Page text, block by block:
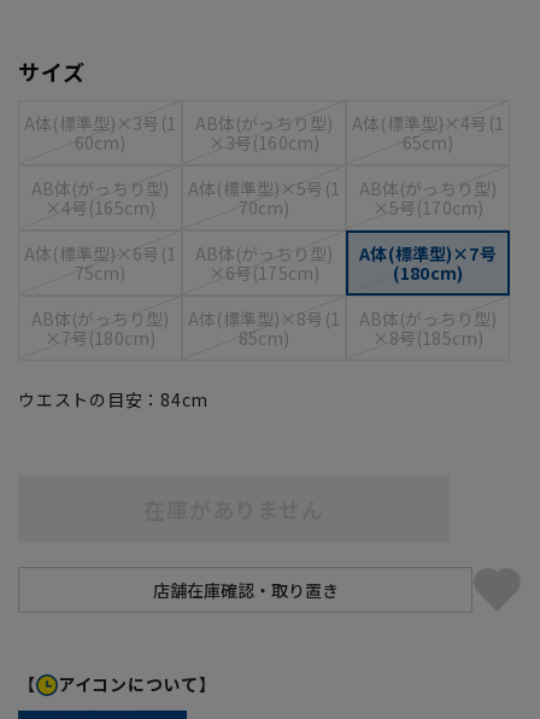
サイズ
A体(標準型)×3号(1
60cm)
AB体(がっちり型)
×3号(160cm)
A体(標準型)×4号(1
65cm)
AB体(がっちり型)
×4号(165cm)
A体(標準型)×5号(1
70cm)
AB体(がっちり型)
×5号(170cm)
A体(標準型)×6号(1
75cm)
AB体(がっちり型)
×6号(175cm)
A体(標準型)×7号
(180cm)
AB体(がっちり型)
×7号(180cm)
A体(標準型)×8号(1
85cm)
AB体(がっちり型)
×8号(185cm)
ウエストの目安： 84cm
【 アイコンについて】